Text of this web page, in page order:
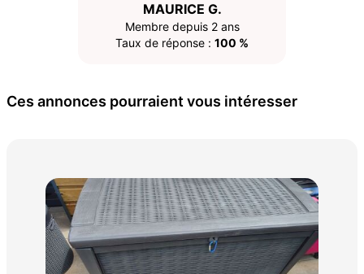
MAURICE G.
Membre depuis 2 ans
Taux de réponse : 100 %
Ces annonces pourraient vous intéresser